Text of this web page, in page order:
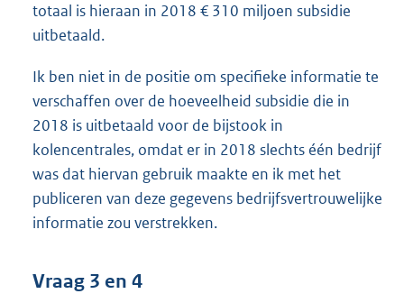
totaal is hieraan in 2018 € 310 miljoen subsidie
uitbetaald.
Ik ben niet in de positie om specifieke informatie te
verschaffen over de hoeveelheid subsidie die in
2018 is uitbetaald voor de bijstook in
kolencentrales, omdat er in 2018 slechts één bedrijf
was dat hiervan gebruik maakte en ik met het
publiceren van deze gegevens bedrijfsvertrouwelijke
informatie zou verstrekken.
Vraag 3 en 4